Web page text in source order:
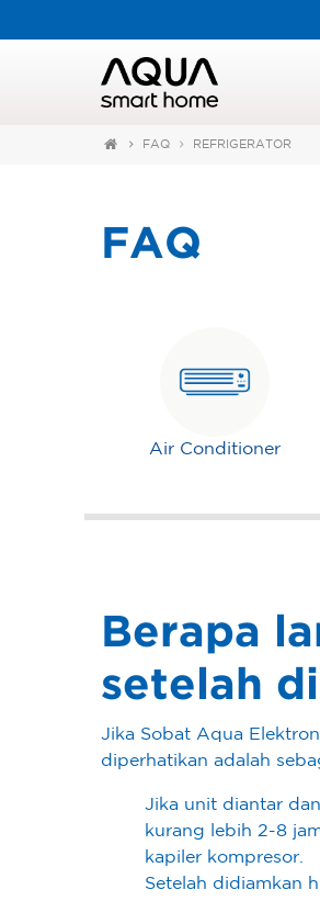
FAQ REFRIGERATOR
FAQ
Air Conditioner
Berapa
setelah
Jika Sobat Aqua
diperhatikan adalah
Jika unit diantar
kurang lebih 2-8
kapiler kompresor.
Setelah didiamkan